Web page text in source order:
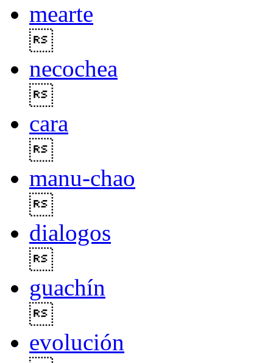
mearte
necochea
cara
manu-chao
dialogos
guachín
evolución